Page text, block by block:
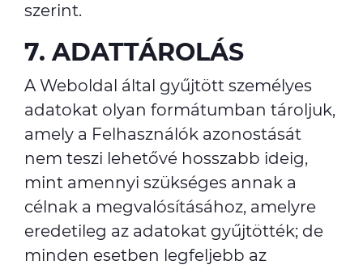
szerint.
7. ADATTÁROLÁS
A Weboldal által gyűjtött személyes
adatokat olyan formátumban tároljuk,
amely a Felhasználók azonostását
nem teszi lehetővé hosszabb ideig,
mint amennyi szükséges annak a
célnak a megvalósításához, amelyre
eredetileg az adatokat gyűjtötték; de
minden esetben legfeljebb az